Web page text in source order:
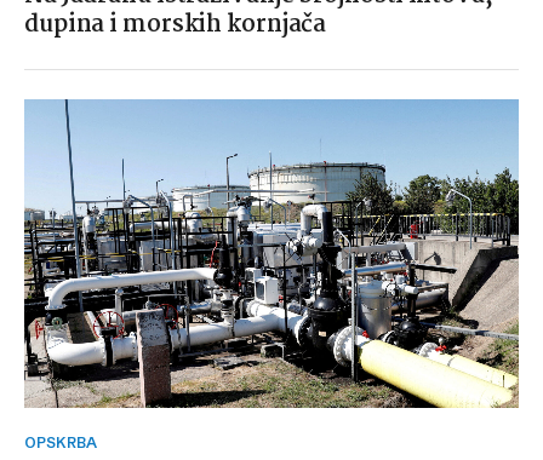
dupina i morskih kornjača
OPSKRBA